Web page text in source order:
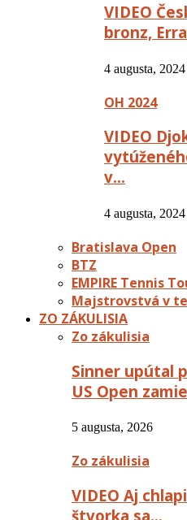
VIDEO
bronz,
4 augusta, 2024
OH 2024
VIDEO
v…
4 augusta, 2024
Bratislava Open
BTZ
EMPIRE Tennis
Majstrovstvá v
ZO ZÁKULISIA
Zo zákulisia
Sinner upútal
US Open
5 augusta, 2026
Zo zákulisia
VIDEO Aj
štvorka sa…